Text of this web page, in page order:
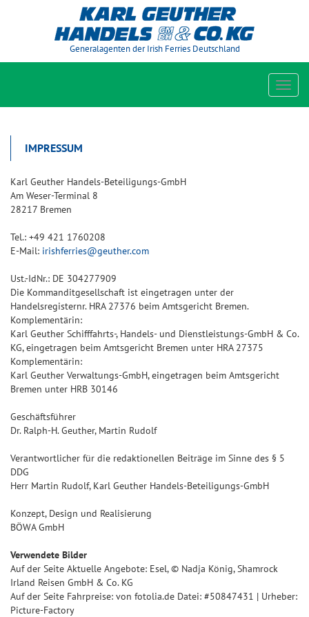
Generalagenten der Irish Ferries Deutschland
IMPRESSUM
Karl Geuther Handels-Beteiligungs-GmbH
Am Weser-Terminal 8
28217 Bremen
Tel.: +49 421 1760208
E-Mail: irishferries@geuther.com
Ust.-IdNr.: DE 304277909
Die Kommanditgesellschaft ist eingetragen unter der
Handelsregisternr. HRA 27376 beim Amtsgericht Bremen.
Komplementärin:
Karl Geuther Schifffahrts-, Handels- und Dienstleistungs-GmbH & Co.
KG, eingetragen beim Amtsgericht Bremen unter HRA 27375
Komplementärin:
Karl Geuther Verwaltungs-GmbH, eingetragen beim Amtsgericht
Bremen unter HRB 30146
Geschäftsführer
Dr. Ralph-H. Geuther, Martin Rudolf
Verantwortlicher für die redaktionellen Beiträge im Sinne des § 5
DDG
Herr Martin Rudolf, Karl Geuther Handels-Beteiligungs-GmbH
Konzept, Design und Realisierung
BÖWA GmbH
Verwendete Bilder
Auf der Seite Aktuelle Angebote: Esel, © Nadja König, Shamrock
Irland Reisen GmbH & Co. KG
Auf der Seite Fahrpreise: von fotolia.de Datei: #50847431 | Urheber:
Picture-Factory